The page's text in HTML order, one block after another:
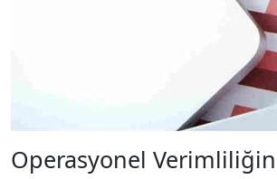
Operasyonel Verimliliğin